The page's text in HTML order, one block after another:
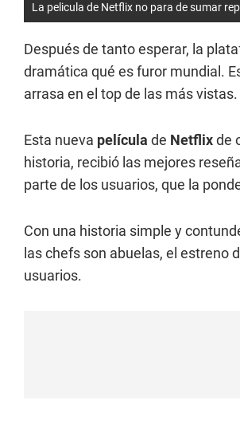
La pelicula de Netflix no para de sumar
Después de tanto esperar, la
dramática qué es furor mundial.
arrasa en el top de las más vistas.
Esta nueva película de Netflixde
historia, recibió las mejores
parte de los usuarios, que la
Con una historia simple y
las chefs son abuelas, el estreno
usuarios.